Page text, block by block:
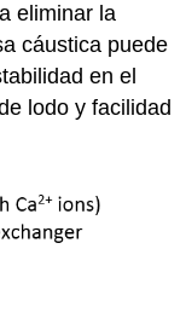
eliminar la
cáustica puede
en el
lodo y facilidad